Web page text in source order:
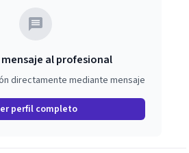
expresarse, sentirse
mensaje al profesional
directamente mediante mensaje
perfil completo